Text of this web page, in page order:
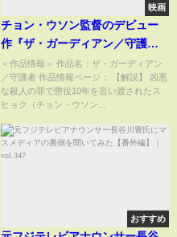
映画
チョン・ウソン監督のデビュー
作『ザ・ガーディアン／守護
者』予告編
＜作品情報＞ 作品名：ザ・ガーディアン
／守護者 作品情報ページ： 【解説】 凶悪
な殺人の罪で懲役10年を言い渡されたス
ヒョク（チョン・ウソン...
おすすめ